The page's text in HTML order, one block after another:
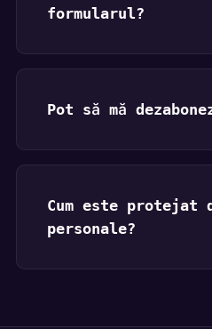
formularul?
Pot să mă
Cum este protejat
personale?